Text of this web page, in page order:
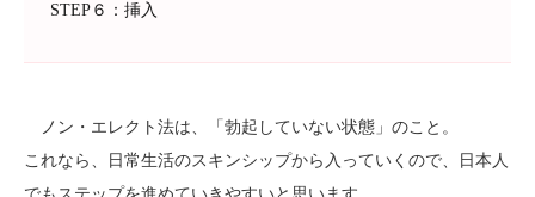
STEP６：挿入
ノン・エレクト法は、「勃起していない状態」のこと。
これなら、日常生活のスキンシップから入っていくので、日本人